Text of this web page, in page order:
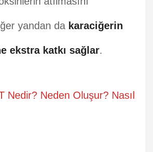
yandan da karaciğerin
ekstra katkı sağlar.
Nedir? Neden Oluşur? Nasıl